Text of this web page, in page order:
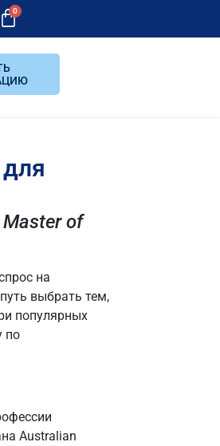
0
of
на
выбрать тем,
популярных
по
Australian